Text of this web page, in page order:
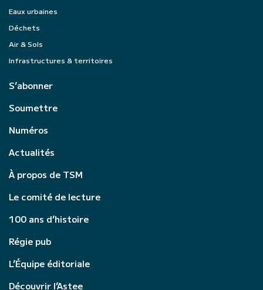
Eaux urbaines
Déchets
Air & Sols
Infrastructures & territoires
S’abonner
Soumettre
Numéros
Actualités
À propos de TSM
Le comité de lecture
100 ans d’histoire
Régie pub
L’Équipe éditoriale
Découvrir l’Astee